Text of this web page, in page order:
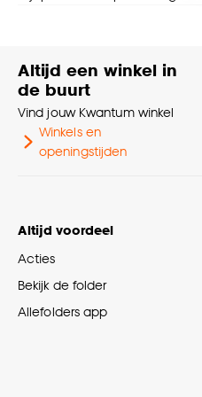
Altijd een winkel in
de buurt
Vind jouw Kwantum winkel
Winkels en
openingstijden
Altijd voordeel
Acties
Bekijk de folder
Allefolders app